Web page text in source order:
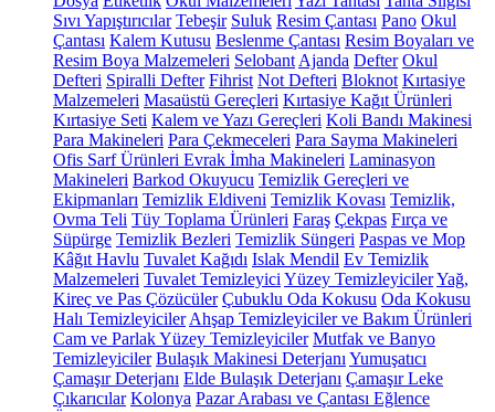
Sıvı Yapıştırıcılar Tebeşir Suluk Resim Çantası Pano Okul
Çantası Kalem Kutusu Beslenme Çantası Resim Boyaları ve
Resim Boya Malzemeleri Selobant Ajanda Defter Okul
Defteri Spiralli Defter Fihrist Not Defteri Bloknot Kırtasiye
Malzemeleri Masaüstü Gereçleri Kırtasiye Kağıt Ürünleri
Kırtasiye Seti Kalem ve Yazı Gereçleri Koli Bandı Makinesi
Para Makineleri Para Çekmeceleri Para Sayma Makineleri
Ofis Sarf Ürünleri Evrak İmha Makineleri Laminasyon
Makineleri Barkod Okuyucu Temizlik Gereçleri ve
Ekipmanları Temizlik Eldiveni Temizlik Kovası Temizlik,
Ovma Teli Tüy Toplama Ürünleri Faraş Çekpas Fırça ve
Süpürge Temizlik Bezleri Temizlik Süngeri Paspas ve Mop
Kâğıt Havlu Tuvalet Kağıdı Islak Mendil Ev Temizlik
Malzemeleri Tuvalet Temizleyici Yüzey TemizleyicilerYağ,
Kireç ve Pas Çözücüler Çubuklu Oda Kokusu Oda Kokusu
Halı Temizleyiciler Ahşap Temizleyiciler ve Bakım Ürünleri
Cam ve Parlak Yüzey Temizleyiciler Mutfak ve Banyo
Temizleyiciler Bulaşık Makinesi Deterjanı Yumuşatıcı
Çamaşır Deterjanı Elde Bulaşık Deterjanı Çamaşır Leke
Çıkarıcılar Kolonya Pazar Arabası ve Çantası Eğlence